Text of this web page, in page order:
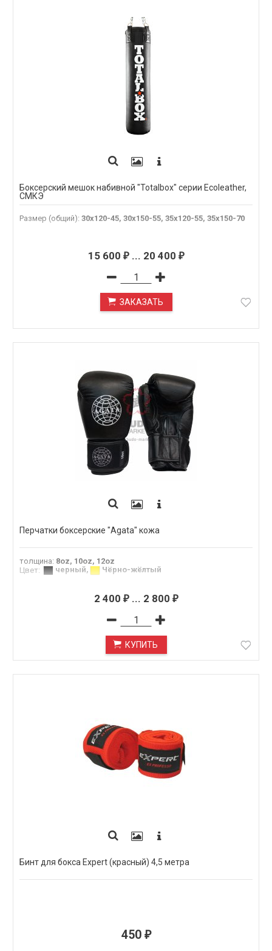
Боксерский мешок набивной "Totalbox" серии Ecoleather,
СМКЭ
Размер (общий): 30х120-45, 30х150-55, 35х120-55, 35х150-70
15 600 ₽... 20 400 ₽
ЗАКАЗАТЬ
Перчатки боксерские "Agata" кожа
толщина: 8oz, 10oz, 12oz
Цвет: черный, Чёрно-жёлтый
2 400 ₽... 2 800 ₽
КУПИТЬ
Бинт для бокса Expert (красный) 4,5 метра
450 ₽